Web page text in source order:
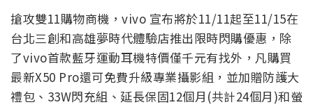
搶攻雙11購物商機，vivo 宣布將於11/11起至11/15在
台北三創和高雄夢時代體驗店推出限時閃購優惠，除
了vivo首款藍牙運動耳機特價僅千元有找外，凡購買
最新X50 Pro還可免費升級專業攝影組，並加贈防護大
禮包、33W閃充組、延長保固12個月(共計24個月)和螢